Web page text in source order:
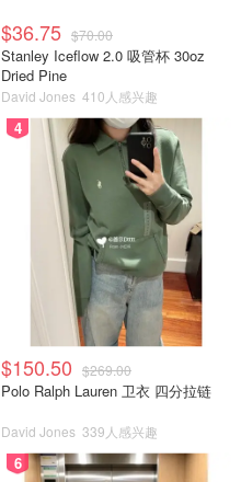
$36.75 $70.00
Stanley Iceflow 2.0 吸管杯 30oz
Dried Pine
David Jones 410人感兴趣
4
$150.50 $269.00
Polo Ralph Lauren 卫衣 四分拉链
David Jones 339人感兴趣
6